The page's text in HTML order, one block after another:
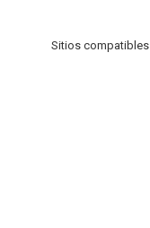
Sitios compatibles